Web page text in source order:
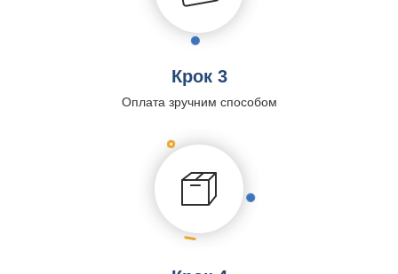
Крок 3
Оплата зручним способом